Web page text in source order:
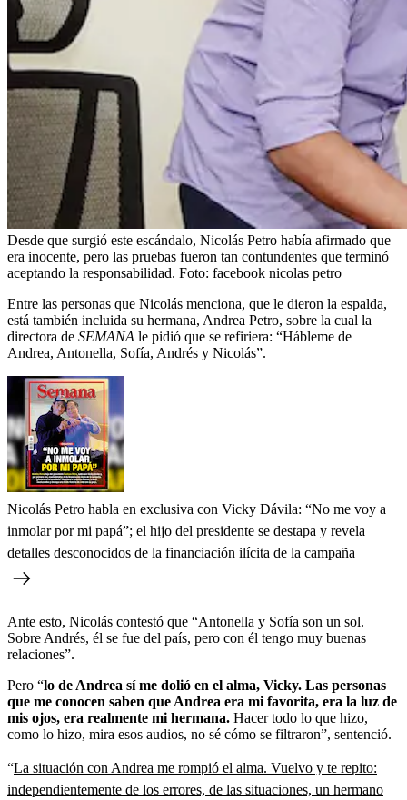
Desde que surgió este escándalo, Nicolás Petro había afirmado que
era inocente, pero las pruebas fueron tan contundentes que terminó
aceptando la responsabilidad. Foto: facebook nicolas petro
Entre las personas que Nicolás menciona, que le dieron la espalda,
está también incluida su hermana, Andrea Petro, sobre la cual la
directora de SEMANA le pidió que se refiriera: “Hábleme de
Andrea, Antonella, Sofía, Andrés y Nicolás”.
Nicolás Petro habla en exclusiva con Vicky Dávila: “No me voy a
inmolar por mi papá”; el hijo del presidente se destapa y revela
detalles desconocidos de la financiación ilícita de la campaña
Ante esto, Nicolás contestó que “Antonella y Sofía son un sol.
Sobre Andrés, él se fue del país, pero con él tengo muy buenas
relaciones”.
Pero “lo de Andrea sí me dolió en el alma, Vicky. Las personas
que me conocen saben que Andrea era mi favorita, era la luz de
mis ojos, era realmente mi hermana. Hacer todo lo que hizo,
como lo hizo, mira esos audios, no sé cómo se filtraron”, sentenció.
“La situación con Andrea me rompió el alma. Vuelvo y te repito:
independientemente de los errores, de las situaciones, un hermano